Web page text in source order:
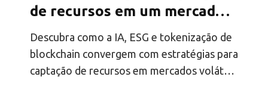
de recursos em um mercado
volátil
Descubra como a IA, ESG e tokenização de
blockchain convergem com estratégias para
captação de recursos em mercados voláteis